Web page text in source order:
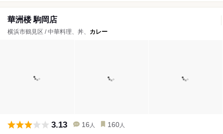
華洲楼 駒岡店
横浜市鶴見区 / 中華料理、丼、 カレー
3.13 16 人 160 人